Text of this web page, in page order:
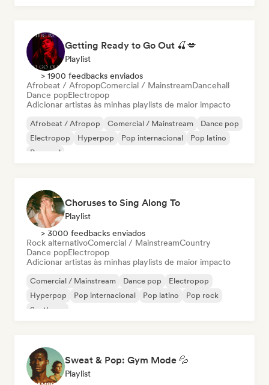
Getting Ready to Go Out 🍒💋
Playlist
> 1900 feedbacks enviados
Afrobeat / AfropopComercial / MainstreamDancehall
Dance popElectropop
Adicionar artistas às minhas playlists de maior impacto
Afrobeat / Afropop Comercial / Mainstream
Dance pop
Electropop
Hyperpop Pop internacional
Pop latino
Pop soul
Choruses to Sing Along To
Playlist
> 3000 feedbacks enviados
Rock alternativoComercial / MainstreamCountry
Dance popElectropop
Adicionar artistas às minhas playlists de maior impacto
Comercial / Mainstream Dance pop
Electropop
Hyperpop
Pop internacional Pop latino
Pop rock
Synthpop
Sweat & Pop: Gym Mode 💦
Playlist